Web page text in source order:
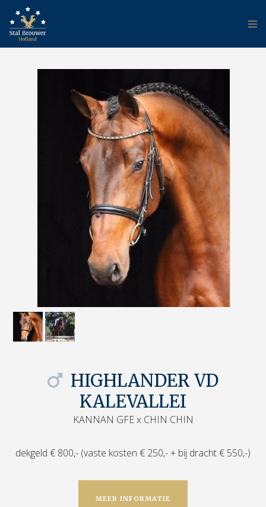
HIGHLANDER VD
KALEVALLEI
KANNAN GFE x CHIN CHIN
dekgeld € 800,- (vaste kosten € 250,- + bij dracht € 550,-)
MEER INFORMATIE